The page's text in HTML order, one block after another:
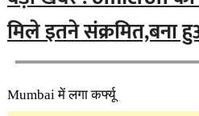
मिले इतने संक्रमित,बना
Mumbai में लगा कर्फ्यू